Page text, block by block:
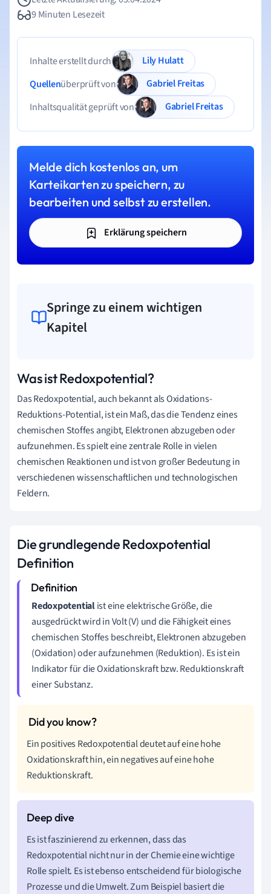
9 Minuten Lesezeit
Inhalte erstellt durch
Lily Hulatt
Quellenüberprüft von
Gabriel Freitas
Inhaltsqualität geprüft von
Gabriel Freitas
Melde dich kostenlos an, um
Karteikarten zu speichern, zu
bearbeiten und selbst zu erstellen.
Erklärung speichern
Springe zu einem wichtigen
Kapitel
Was ist Redoxpotential?
Das Redoxpotential, auch bekannt als Oxidations-
Reduktions-Potential, ist ein Maß, das die Tendenz eines
chemischen Stoffes angibt, Elektronen abzugeben oder
aufzunehmen. Es spielt eine zentrale Rolle in vielen
chemischen Reaktionen und ist von großer Bedeutung in
verschiedenen wissenschaftlichen und technologischen
Feldern.
Die grundlegende Redoxpotential
Definition
Redoxpotentialist eine elektrische Größe, die
ausgedrückt wird in Volt (V) und die Fähigkeit eines
chemischen Stoffes beschreibt, Elektronen abzugeben
(Oxidation) oder aufzunehmen (Reduktion). Es ist ein
Indikator für die Oxidationskraft bzw. Reduktionskraft
einer Substanz.
Ein positives Redoxpotential deutet auf eine hohe
Oxidationskraft hin, ein negatives auf eine hohe
Reduktionskraft.
Es ist faszinierend zu erkennen, dass das
Redoxpotential nicht nur in der Chemie eine wichtige
Rolle spielt. Es ist ebenso entscheidend für biologische
Prozesse und die Umwelt. Zum Beispiel basiert die